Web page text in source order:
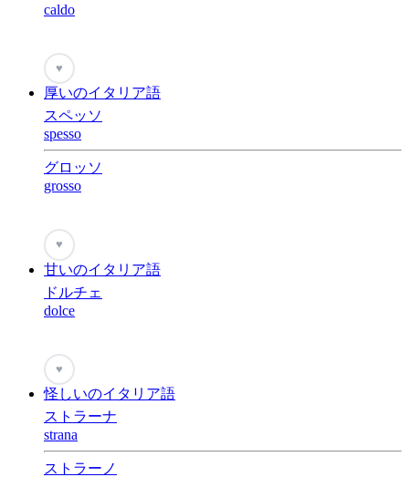
caldo
♥
厚いのイタリア語
スペッソ
spesso
グロッソ
grosso
♥
甘いのイタリア語
ドルチェ
dolce
♥
怪しいのイタリア語
ストラーナ
strana
ストラーノ